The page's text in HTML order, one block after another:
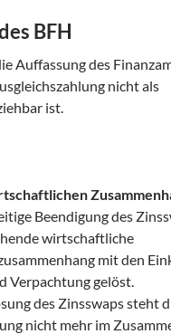
BFH
Auffassung des
nicht als
ist.
Beendigung des
wirtschaftliche
mit den
Verpachtung gelöst.
des Zinsswaps steht
nicht mehr im